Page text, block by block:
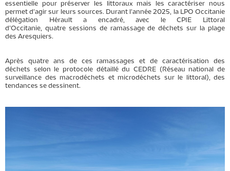
essentielle pour préserver l es littoraux mais
les caractériser nous
permet d'agir sur leurs sources.
Durant l'année 2025, la LPO Occitanie
délégation Héraulta encadré, avec le CPIE Littoral
d’Occitanie,
quatresessions de ramassagede déchets
sur la plage
des Aresquiers.
Après quatre ans de ces ramassages etdecaractérisationdes
déchets selon le protocole détaillédu CEDRE ( Réseau nationa
de
surveillance des macrodéchets et microdéchets sur le littoral)
des
tendances se dessinent.